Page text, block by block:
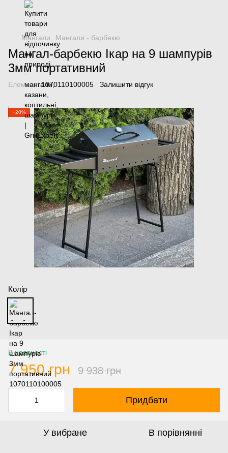
Мангали Мангали - барбекю
Мангал-барбекю Ікар на 9 шампурів
3мм портативний
Елемент:1070110100005 Залишити відгук
−20%
Колір
В наявності
7 950 грн 9 938 грн
Придбати
У вибране В порівнянні